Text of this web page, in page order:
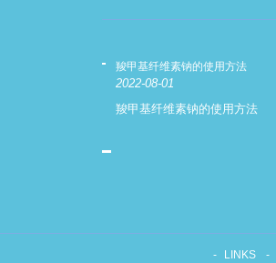
羧甲基纤维素钠的使用方法
2022-08-01
羧甲基纤维素钠的使用方法
LINKS